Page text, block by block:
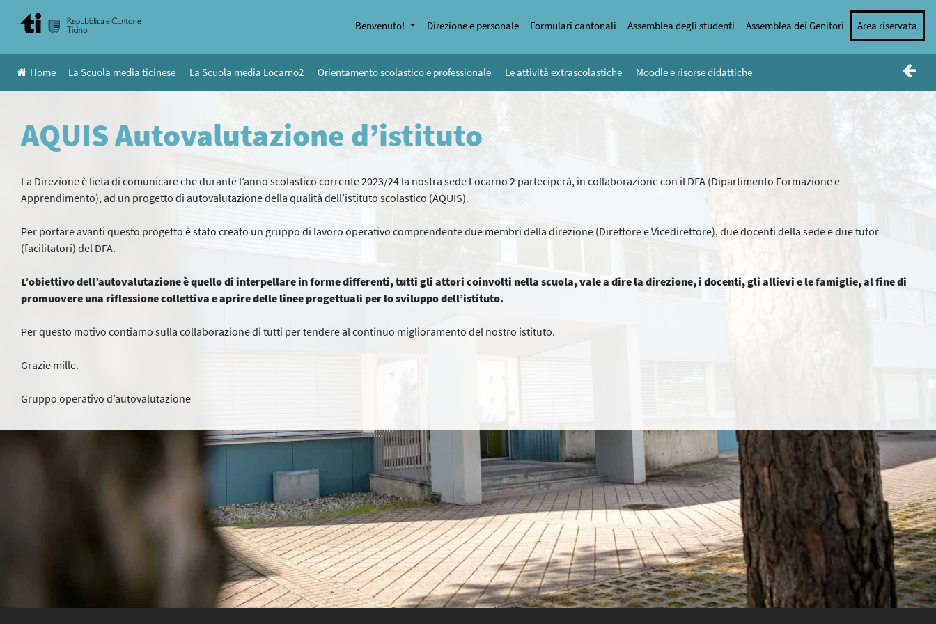
content
Benvenuto! Direzione e personale Formulari cantonali Assemblea degli studenti Assemblea dei Genitori Area riservata
Home La Scuola media ticinese La Scuola media Locarno2 Orientamento scolastico e professionale Le attività extrascolastiche Moodle e risorse didattiche
AQUIS Autovalutazione d’istituto
La Direzione è lieta di comunicare che durante l’anno scolastico corrente 2023/24 la nostra sede Locarno 2 parteciperà, in collaborazione con il DFA (Dipartimento Formazione e
Apprendimento), ad un progetto di autovalutazione della qualità dell’istituto scolastico (AQUIS).
Per portare avanti questo progetto è stato creato un gruppo di lavoro operativo comprendente due membri della direzione (Direttore e Vicedirettore), due docenti della sede e due tutor
(facilitatori) del DFA.
L’obiettivo dell’autovalutazione è quello di interpellare in forme differenti, tutti gli attori coinvolti nella scuola, vale a dire la direzione, i docenti, gli allievi e le famiglie, al fine di
promuovere una riflessione collettiva e aprire delle linee progettuali per lo sviluppo dell’istituto.
Per questo motivo contiamo sulla collaborazione di tutti per tendere al continuo miglioramento del nostro istituto.
Grazie mille.
Gruppo operativo d’autovalutazione